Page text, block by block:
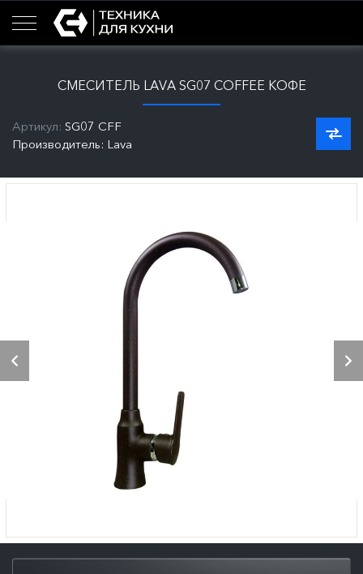
СМЕСИТЕЛЬ LAVA SG07 COFFEE КОФЕ
Артикул: SG07 CFF
Производитель: Lava